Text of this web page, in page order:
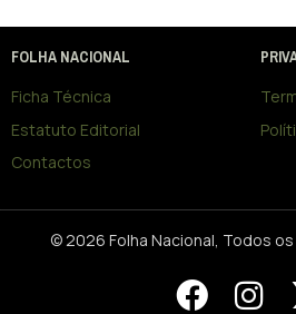
FOLHA NACIONAL
Ficha Técnica
Estatuto Editorial
Contactos
© 2026 Folha Nacional, Todos